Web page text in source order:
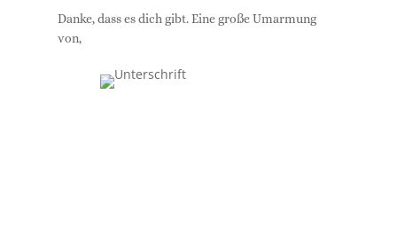
Danke, dass es dich gibt. Eine große Umarmung
von,